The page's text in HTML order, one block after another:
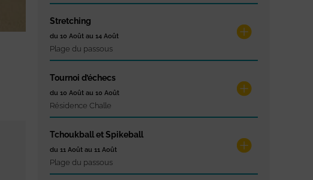
Stretching
du 10 Août au 14 Août
Plage du passous
Tournoi d’échecs
du 10 Août au 10 Août
Résidence Challe
Tchoukball et Spikeball
du 11 Août au 11 Août
Plage du passous